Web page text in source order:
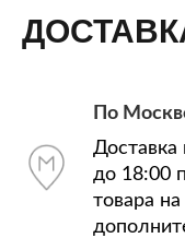
По
Доставка
до 18:00
товара